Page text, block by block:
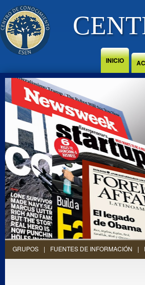
Jump to Content
INICIO
GRUPOS FUENTES DE INFORMACIÓN